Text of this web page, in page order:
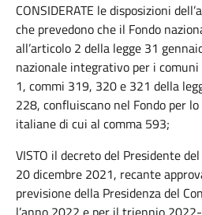
CONSIDERATE le disposizioni
che prevedono che il Fondo
all’articolo 2 della legge 31
nazionale integrativo per i
1, commi 319, 320 e 321 della
228, confluiscano nel Fondo per
italiane di cui al comma 593;
VISTO il decreto del Presidente
20 dicembre 2021, recante
previsione della Presidenza del